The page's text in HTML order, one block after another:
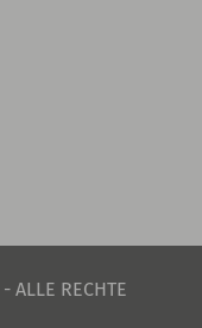
- ALLE RECHTE